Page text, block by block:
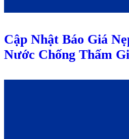
Cập Nhật Báo Giá
Nước Chống Thấm